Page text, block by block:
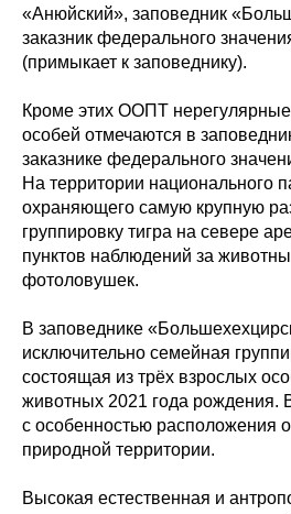
«Анюйский», заповедник
заказник федерального
(примыкает к заповеднику).
Кроме этих ООПТ
особей отмечаются в
заказнике федерального
На территории национального
охраняющего самую крупную
группировку тигра на севере
пунктов наблюдений за
фотоловушек.
В заповеднике
исключительно семейная
состоящая из трёх взрослых
животных 2021 года рождения.
с особенностью расположения
природной территории.
Высокая естественная и